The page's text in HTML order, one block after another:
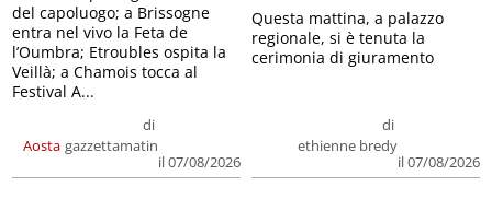
Aosta
di
gazzettamatin
il 07/08/2026
del capoluogo; a Brissogne
entra nel vivo la Feta de
l’Oumbra; Etroubles ospita la
Veillà; a Chamois tocca al
Festival A...
di
ethienne bredy
il 07/08/2026
Questa mattina, a palazzo
regionale, si è tenuta la
cerimonia di giuramento